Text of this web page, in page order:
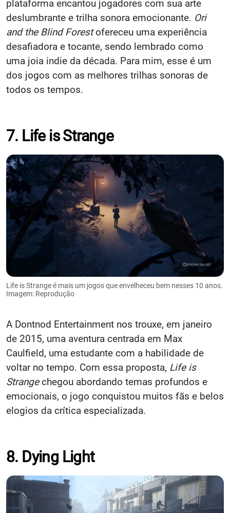
plataforma encantou jogadores com sua arte
deslumbrante e trilha sonora emocionante. Ori
and the Blind Forestofereceu uma experiência
desafiadora e tocante, sendo lembrado como
uma joia indie da década.​ Para mim, esse é um
dos jogos com as melhores trilhas sonoras de
todos os tempos.
7. Life is Strange
Life is Strange é mais um jogos que envelheceu bem nesses 10 anos.
Imagem: Reprodução
A Dontnod Entertainment nos trouxe, em janeiro
de 2015, uma aventura centrada em Max
Caulfield, uma estudante com a habilidade de
voltar no tempo. Com essa proposta, Life is
Strangechegou abordando temas profundos e
emocionais, o jogo conquistou muitos fãs e belos
elogios da crítica especializada.
8. Dying Light